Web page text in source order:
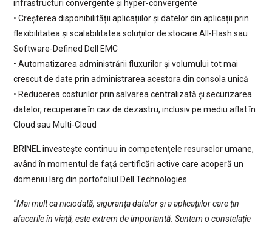
infrastructuri convergente și hyper-convergente
• Creșterea disponibilității aplicațiilor și datelor din aplicații prin
flexibilitatea și scalabilitatea soluțiilor de stocare All-Flash sau
Software-Defined Dell EMC
• Automatizarea administrării fluxurilor și volumului tot mai
crescut de date prin administrarea acestora din consola unică
• Reducerea costurilor prin salvarea centralizată și securizarea
datelor, recuperare în caz de dezastru, inclusiv pe mediu aflat în
Cloud sau Multi-Cloud
BRINEL investește continuu în competențele resurselor umane,
având în momentul de față certificări active care acoperă un
domeniu larg din portofoliul Dell Technologies.
“Mai mult ca niciodată, siguranța datelor și a aplicațiilor care țin
afacerile în viață, este extrem de importantă. Suntem o constelație